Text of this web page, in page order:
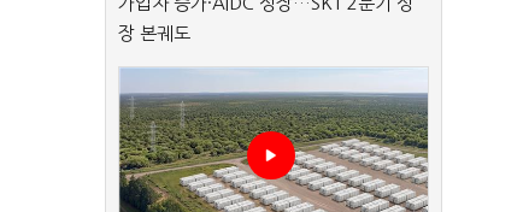
장 본궤도